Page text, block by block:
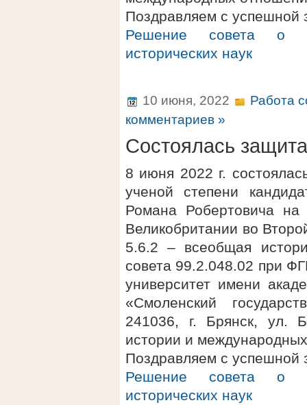
Поздравляем с успешной
Решение совета о
исторических наук
10 июня, 2022
Работа
комментариев »
Состоялась защита
8 июня 2022 г.
ученой степени
Романа Робертовича
Великобритании во
5.6.2 – всеобщая
совета 99.2.048.02 при
университет имени
«Смоленский
241036, г. Брянск, ул.
истории и
Поздравляем с успешной
Решение совета о
исторических наук